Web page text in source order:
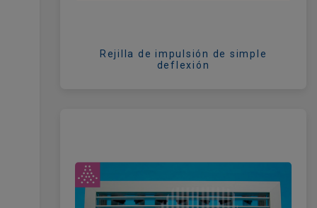
Rejilla de impulsión de simple
deflexión